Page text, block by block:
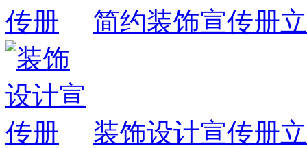
简约装饰宣传册
装饰设计宣传册